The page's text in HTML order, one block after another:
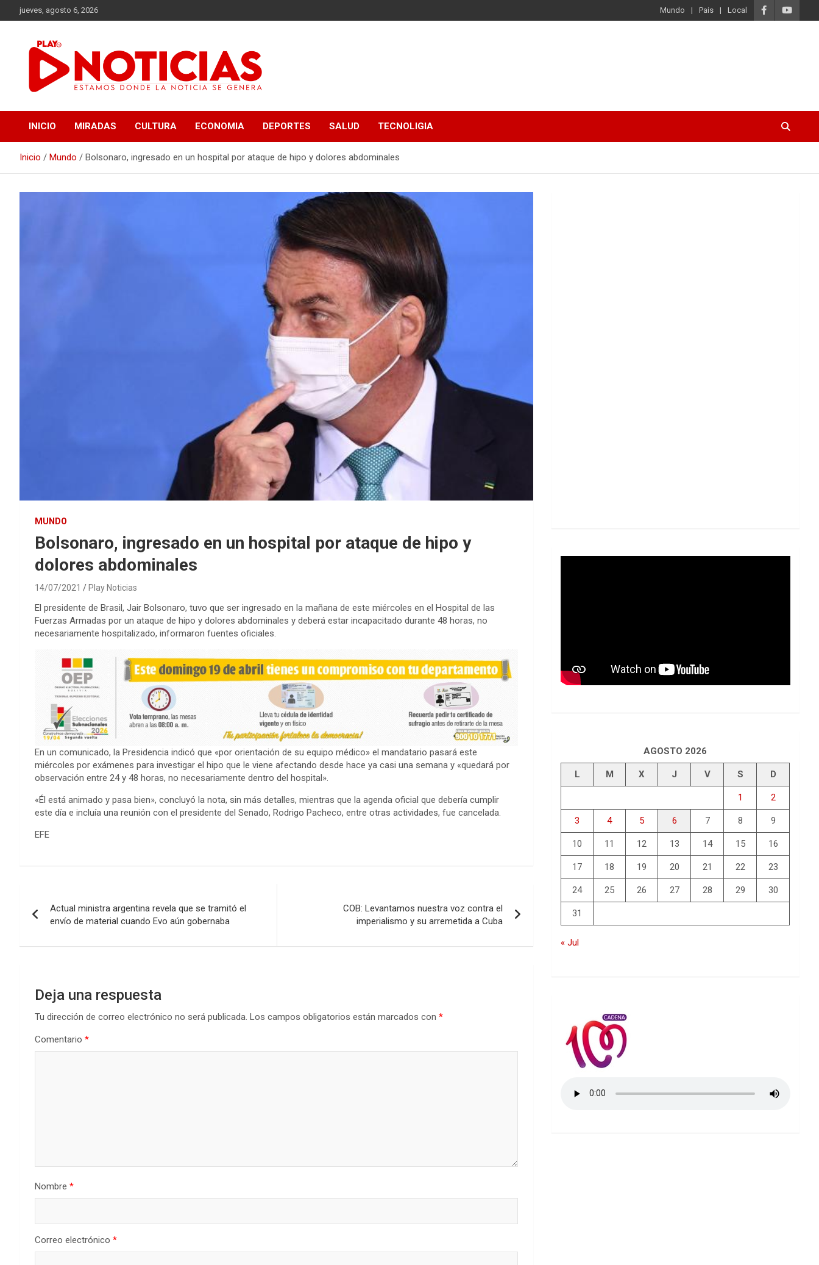
Saltar
al
jueves, agosto 6, 2026 Mundo Pais Local
Play Noticias
INICIO MIRADAS CULTURA ECONOMIA DEPORTES SALUD TECNOLIGIA
Inicio Mundo Bolsonaro, ingresado en un hospital por ataque de hipo y dolores abdominales
MUNDO
Bolsonaro, ingresado en un hospital por ataque de hipo y
dolores abdominales
14/07/2021 Play Noticias
El presidente de Brasil, Jair Bolsonaro, tuvo que ser ingresado en la mañana de este miércoles en el Hospital de las
Fuerzas Armadas por un ataque de hipo y dolores abdominales y deberá estar incapacitado durante 48 horas, no
necesariamente hospitalizado, informaron fuentes oficiales.
En un comunicado, la Presidencia indicó que «por orientación de su equipo médico» el mandatario pasará este
miércoles por exámenes para investigar el hipo que le viene afectando desde hace ya casi una semana y «quedará por
observación entre 24 y 48 horas, no necesariamente dentro del hospital».
«Él está animado y pasa bien», concluyó la nota, sin más detalles, mientras que la agenda oficial que debería cumplir
este día e incluía una reunión con el presidente del Senado, Rodrigo Pacheco, entre otras actividades, fue cancelada.
EFE
de
entradas
Actual ministra argentina revela que se tramitó el
envío de material cuando Evo aún gobernaba
COB: Levantamos nuestra voz contra el
imperialismo y su arremetida a Cuba
Deja una respuesta
Tu dirección de correo electrónico no será publicada. Los campos obligatorios están marcados con *
Comentario *
Nombre *
Correo electrónico *
AGOSTO 2026
L M X J V S D
1 2
3 4 5 6 7 8 9
10 11 12 13 14 15 16
17 18 19 20 21 22 23
24 25 26 27 28 29 30
31
« Jul